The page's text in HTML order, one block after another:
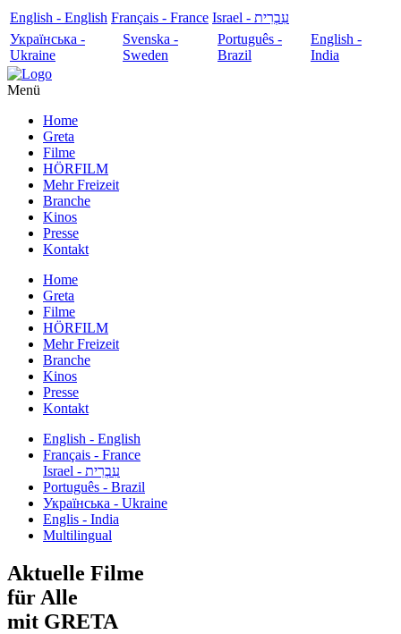
English - English Français - France
עִבְרִית - Israel
Українська -
Ukraine
Svenska -
Sweden
Português -
Brazil
English -
India
Menü
Home
Greta
Filme
HÖRFILM
Mehr Freizeit
Branche
Kinos
Presse
Kontakt
Home
Greta
Filme
HÖRFILM
Mehr Freizeit
Branche
Kinos
Presse
Kontakt
English - English
Français - France
עִבְרִית - Israel
Português - Brazil
Українська - Ukraine
Englis - India
Multilingual
Aktuelle Filme
für Alle
mit GRETA